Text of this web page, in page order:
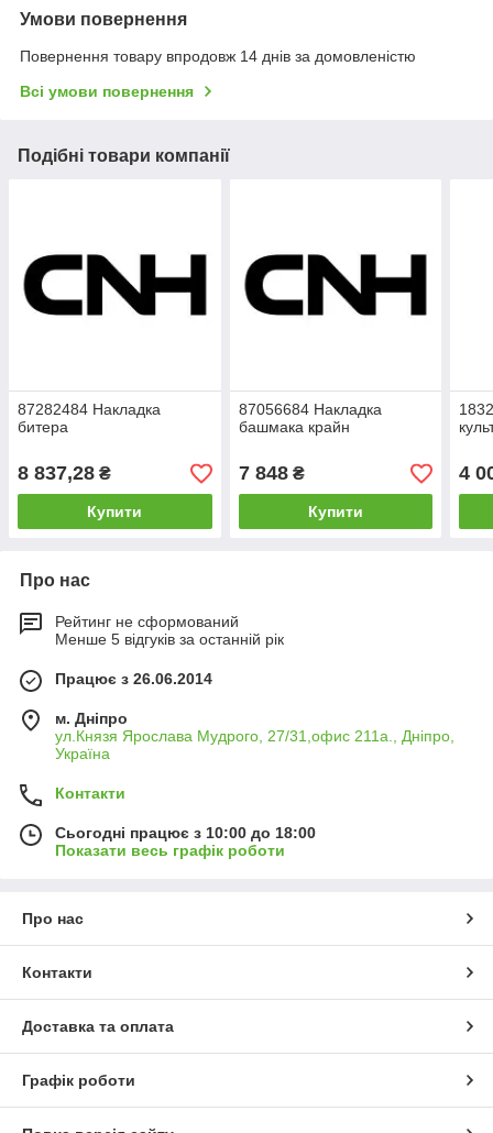
Умови повернення
Повернення товару впродовж 14 днів за домовленістю
Всі умови повернення
Подібні товари компанії
87282484 Накладка
битера
8 837,28 ₴
Купити
87056684 Накладка
башмака крайн
7 848₴
Купити
4
Про нас
Рейтинг не сформований
Менше 5 відгуків за останній рік
Працює з 26.06.2014
м. Дніпро
ул.Князя Ярослава Мудрого, 27/31,офис 211а., Дніпро,
Україна
Контакти
Сьогодні працює з 10:00 до 18:00
Показати весь графік роботи
Про нас
Контакти
Доставка та оплата
Графік роботи